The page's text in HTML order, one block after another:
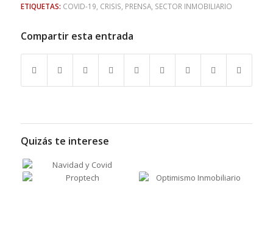
ETIQUETAS: COVID-19 CRISIS PRENSA, SECTOR INMOBILIARIO
Compartir esta entrada
Quizás te interese